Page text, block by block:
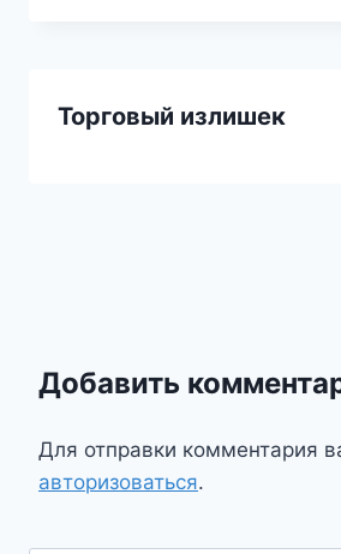
Торговый излишек
Добавить
Для отправки комментария
авторизоваться.